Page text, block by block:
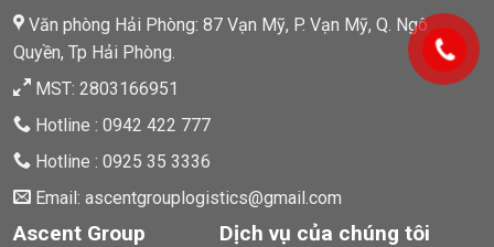
Văn phòng Hải Phòng: 87 Vạn Mỹ, P. Vạn Mỹ, Q. Ngô
Quyền, Tp Hải Phòng.
MST: 2803166951
Hotline : 0942 422 777
Hotline : 0925 35 3336
Email: ascentgrouplogistics@gmail.com
Ascent Group Dịch vụ của chúng tôi